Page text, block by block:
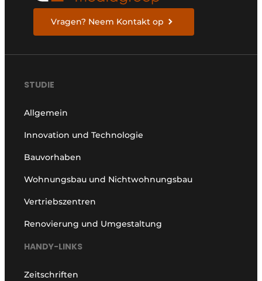
Vragen? Neem Kontakt op
STUDIE
Allgemein
Innovation und Technologie
Bauvorhaben
Wohnungsbau und Nichtwohnungsbau
Vertriebszentren
Renovierung und Umgestaltung
HANDY-LINKS
Zeitschriften